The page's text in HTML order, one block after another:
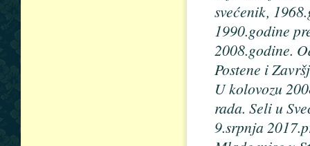
svećenik,
1990.godine
2008.godine.
Postene i
U kolovozu
rada. Seli u
9.srpnja